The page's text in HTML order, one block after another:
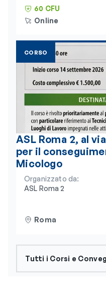
Humanitas
60 CFU
Online
CORSO
ASL Roma 2, al
per il
Micologo
Organizzato da:
ASL Roma 2
Roma
Tutti i Corsi e